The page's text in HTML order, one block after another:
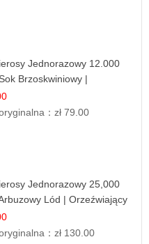
Jednorazowy 12.000
Brzoskwiniowy |
Świeżość
：zł 79.00
Jednorazowy 25,000
Lód | Orzeźwiający
：zł 130.00